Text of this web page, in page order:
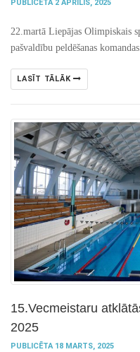
PUBLICĒTA 2 APRĪLIS, 2025
22.martā Liepājas Olimpiskais
pašvaldību peldēšanas
LASĪT TĀLĀK
15.Vecmeistaru
2025
PUBLICĒTA 18 MARTS, 2025